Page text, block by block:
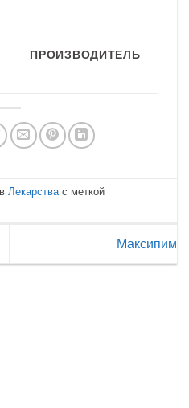
ПРОИЗВОДИТЕЛЬ
вЛекарствас меткой
Максипим